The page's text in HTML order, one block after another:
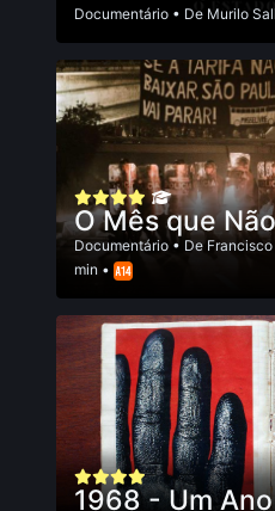
Documentário • De Murilo
O Mês que
Documentário • De
min •
1968 - Um